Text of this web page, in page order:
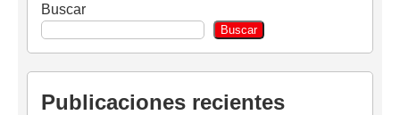
Buscar
Buscar
Publicaciones recientes